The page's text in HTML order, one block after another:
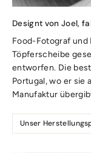
Designt von Joel,
Food-Fotograf und
Töpferscheibe
entworfen. Die
Portugal, wo er sie
Manufaktur
Unser